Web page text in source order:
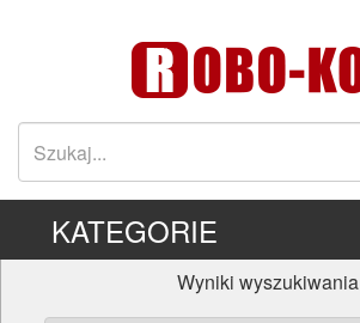
KATEGORIE
Wyniki wyszukiwania